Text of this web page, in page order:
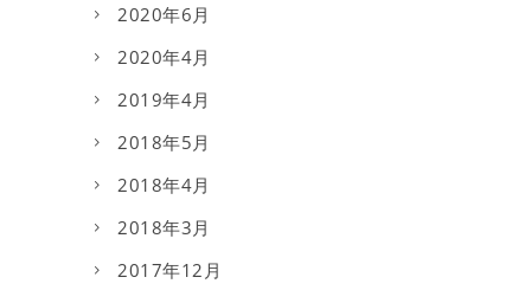
2020年6月
2020年4月
2019年4月
2018年5月
2018年4月
2018年3月
2017年12月